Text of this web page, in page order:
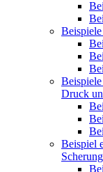
Druck
Beispiel
Scherung